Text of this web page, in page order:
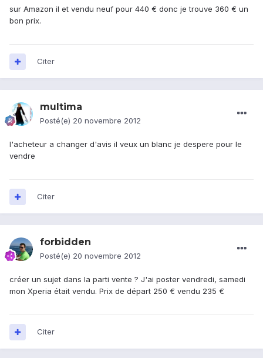
sur Amazon il et vendu neuf pour 440 € donc je trouve 360 € un
bon prix.
Citer
multima
Posté(e) 20 novembre 2012
l'acheteur a changer d'avis il veux un blanc je despere pour le
vendre
Citer
forbidden
Posté(e) 20 novembre 2012
créer un sujet dans la parti vente ? J'ai poster vendredi, samedi
mon Xperia était vendu. Prix de départ 250 € vendu 235 €
Citer